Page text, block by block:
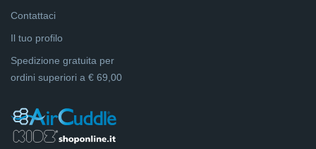
Contattaci
Il tuo profilo
Spedizione gratuita per
ordini superiori a € 69,00